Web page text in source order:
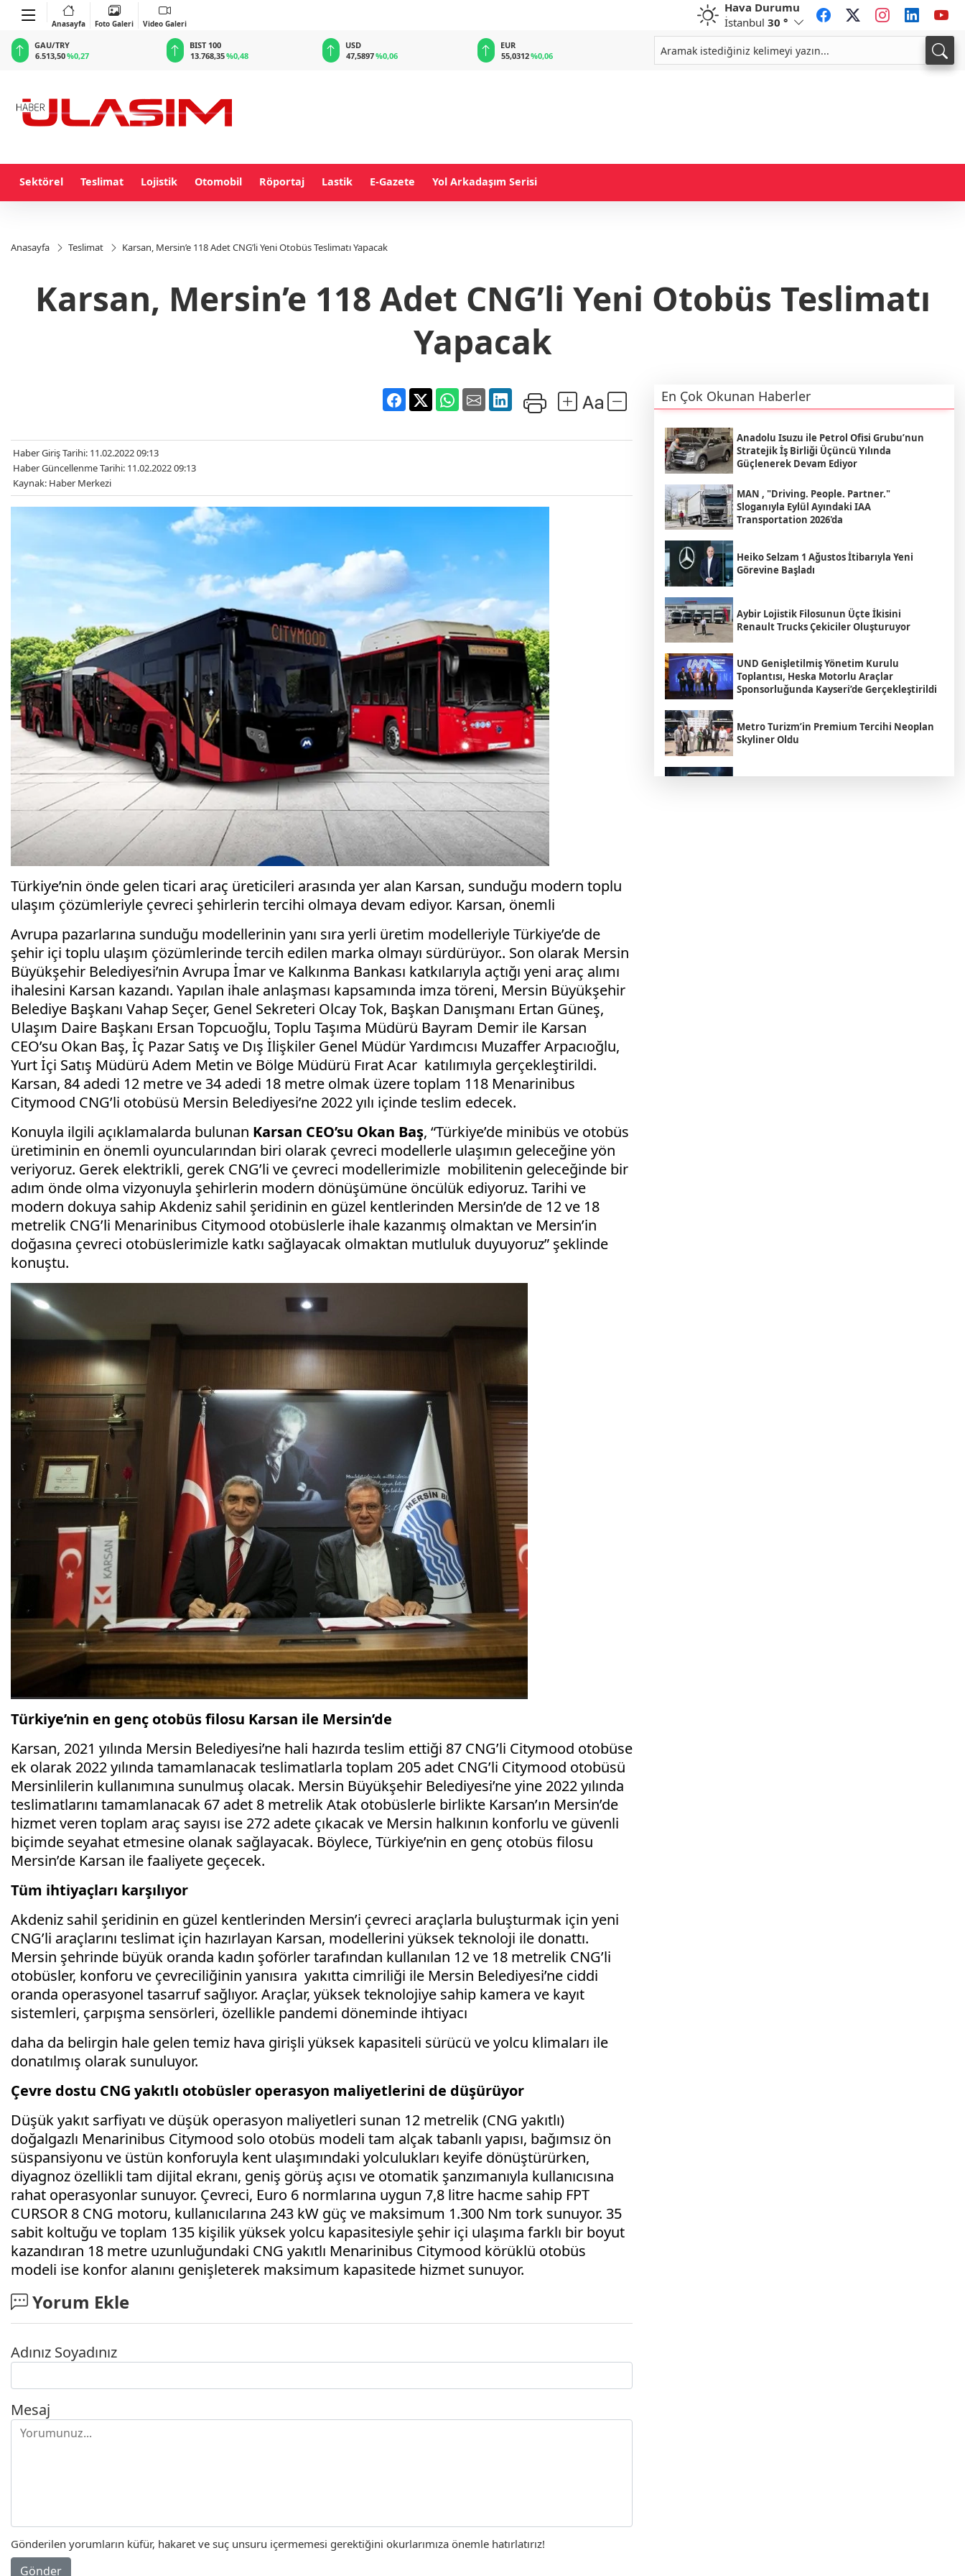
Anasayfa Foto Galeri Video Galeri
Hava Durumu
İstanbul 30 °
BIST 100
13.768,35%0,48
USD
47,5897%0,06
EUR
55,0312 %0,06
GBP
64,1972%0,18
CHF
58,7381 %-0,32
33,9853
Sektörel Teslimat Lojistik Otomobil Röportaj Lastik E-Gazete Yol Arkadaşım Serisi
Anasayfa Teslimat Karsan, Mersin’e 118 Adet CNG’li Yeni Otobüs Teslimatı Yapacak
Karsan, Mersin’e 118 Adet CNG’li Yeni Otobüs Teslimatı
Yapacak
Haber Giriş Tarihi: 11.02.2022 09:13
Haber Güncellenme Tarihi: 11.02.2022 09:13
Kaynak: Haber Merkezi
Türkiye’nin önde gelen ticari araç üreticileri arasında yer alan Karsan, sunduğu modern toplu
ulaşım çözümleriyle çevreci şehirlerin tercihi olmaya devam ediyor. Karsan, önemli
Avrupa pazarlarına sunduğu modellerinin yanı sıra yerli üretim modelleriyle Türkiye’de de
şehir içi toplu ulaşım çözümlerinde tercih edilen marka olmayı sürdürüyor.. Son olarak Mersin
Büyükşehir Belediyesi’nin Avrupa İmar ve Kalkınma Bankası katkılarıyla açtığı yeni araç alımı
ihalesini Karsan kazandı. Yapılan ihale anlaşması kapsamında imza töreni, Mersin Büyükşehir
Belediye Başkanı Vahap Seçer, Genel Sekreteri Olcay Tok, Başkan Danışmanı Ertan Güneş,
Ulaşım Daire Başkanı Ersan Topcuoğlu, Toplu Taşıma Müdürü Bayram Demir ile Karsan
CEO’su Okan Baş, İç Pazar Satış ve Dış İlişkiler Genel Müdür Yardımcısı Muzaffer Arpacıoğlu,
Yurt İçi Satış Müdürü Adem Metin ve Bölge Müdürü Fırat Acar katılımıyla gerçekleştirildi.
Karsan, 84 adedi 12 metre ve 34 adedi 18 metre olmak üzere toplam 118 Menarinibus
Citymood CNG’li otobüsü Mersin Belediyesi’ne 2022 yılı içinde teslim edecek.
Konuyla ilgili açıklamalarda bulunan Karsan CEO’su Okan Baş, “Türkiye’de minibüs ve otobüs
üretiminin en önemli oyuncularından biri olarak çevreci modellerle ulaşımın geleceğine yön
veriyoruz. Gerek elektrikli, gerek CNG’li ve çevreci modellerimizle mobilitenin geleceğinde bir
adım önde olma vizyonuyla şehirlerin modern dönüşümüne öncülük ediyoruz. Tarihi ve
modern dokuya sahip Akdeniz sahil şeridinin en güzel kentlerinden Mersin’de de 12 ve 18
metrelik CNG’li Menarinibus Citymood otobüslerle ihale kazanmış olmaktan ve Mersin’in
doğasına çevreci otobüslerimizle katkı sağlayacak olmaktan mutluluk duyuyoruz” şeklinde
konuştu.
Türkiye’nin en genç otobüs filosu Karsan ile Mersin’de
Karsan, 2021 yılında Mersin Belediyesi’ne hali hazırda teslim ettiği 87 CNG’li Citymood otobüse
ek olarak 2022 yılında tamamlanacak teslimatlarla toplam 205 adet CNG’li Citymood otobüsü
Mersinlilerin kullanımına sunulmuş olacak. Mersin Büyükşehir Belediyesi’ne yine 2022 yılında
teslimatlarını tamamlanacak 67 adet 8 metrelik Atak otobüslerle birlikte Karsan’ın Mersin’de
hizmet veren toplam araç sayısı ise 272 adete çıkacak ve Mersin halkının konforlu ve güvenli
biçimde seyahat etmesine olanak sağlayacak. Böylece, Türkiye’nin en genç otobüs filosu
Mersin’de Karsan ile faaliyete geçecek.
Tüm ihtiyaçları karşılıyor
Akdeniz sahil şeridinin en güzel kentlerinden Mersin’i çevreci araçlarla buluşturmak için yeni
CNG’li araçlarını teslimat için hazırlayan Karsan, modellerini yüksek teknoloji ile donattı.
Mersin şehrinde büyük oranda kadın şoförler tarafından kullanılan 12 ve 18 metrelik CNG’li
otobüsler, konforu ve çevreciliğinin yanısıra yakıtta cimriliği ile Mersin Belediyesi’ne ciddi
oranda operasyonel tasarruf sağlıyor. Araçlar, yüksek teknolojiye sahip kamera ve kayıt
sistemleri, çarpışma sensörleri, özellikle pandemi döneminde ihtiyacı
daha da belirgin hale gelen temiz hava girişli yüksek kapasiteli sürücü ve yolcu klimaları ile
donatılmış olarak sunuluyor.
Çevre dostu CNG yakıtlı otobüsler operasyon maliyetlerini de düşürüyor
Düşük yakıt sarfiyatı ve düşük operasyon maliyetleri sunan 12 metrelik (CNG yakıtlı)
doğalgazlı Menarinibus Citymood solo otobüs modeli tam alçak tabanlı yapısı, bağımsız ön
süspansiyonu ve üstün konforuyla kent ulaşımındaki yolculukları keyife dönüştürürken,
diyagnoz özellikli tam dijital ekranı, geniş görüş açısı ve otomatik şanzımanıyla kullanıcısına
rahat operasyonlar sunuyor. Çevreci, Euro 6 normlarına uygun 7,8 litre hacme sahip FPT
CURSOR 8 CNG motoru, kullanıcılarına 243 kW güç ve maksimum 1.300 Nm tork sunuyor. 35
sabit koltuğu ve toplam 135 kişilik yüksek yolcu kapasitesiyle şehir içi ulaşıma farklı bir boyut
kazandıran 18 metre uzunluğundaki CNG yakıtlı Menarinibus Citymood körüklü otobüs
modeli ise konfor alanını genişleterek maksimum kapasitede hizmet sunuyor.
Yorum Ekle
Adınız Soyadınız
Mesaj
Gönderilen yorumların küfür, hakaret ve suç unsuru içermemesi gerektiğini okurlarımıza önemle hatırlatırız!
Gönder
En Çok Okunan Haberler
Anadolu Isuzu ile Petrol Ofisi Grubu’nun
Stratejik İş Birliği Üçüncü Yılında
Güçlenerek Devam Ediyor
MAN , "Driving. People. Partner."
Sloganıyla Eylül Ayındaki IAA
Transportation 2026'da
Heiko Selzam 1 Ağustos İtibarıyla Yeni
Görevine Başladı
Aybir Lojistik Filosunun Üçte İkisini
Renault Trucks Çekiciler Oluşturuyor
UND Genişletilmiş Yönetim Kurulu
Toplantısı, Heska Motorlu Araçlar
Sponsorluğunda Kayseri’de Gerçekleştirildi
Metro Turizm’in Premium Tercihi Neoplan
Skyliner Oldu